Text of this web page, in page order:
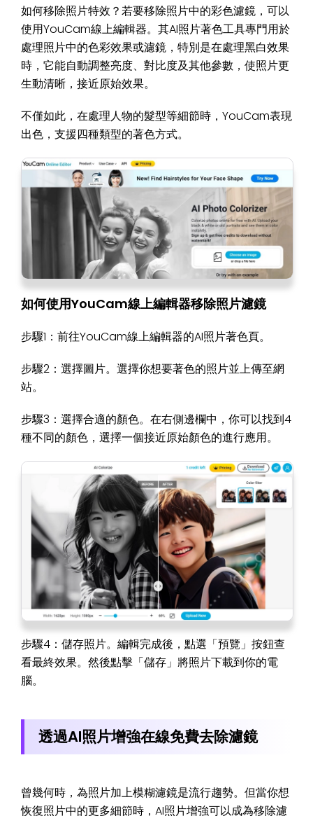
如何移除照片特效？若要移除照片中的彩色濾鏡，可以
使用YouCam線上編輯器。其AI照片著色工具專門用於
處理照片中的色彩效果或濾鏡，特別是在處理黑白效果
時，它能自動調整亮度、對比度及其他參數，使照片更
生動清晰，接近原始效果。
不僅如此，在處理人物的髮型等細節時，YouCam表現
出色，支援四種類型的著色方式。
如何使用YouCam線上編輯器移除照片濾鏡
步驟1：前往YouCam線上編輯器的AI照片著色頁。
步驟2：選擇圖片。選擇你想要著色的照片並上傳至網
站。
步驟3：選擇合適的顏色。在右側邊欄中，你可以找到4
種不同的顏色，選擇一個接近原始顏色的進行應用。
步驟4：儲存照片。編輯完成後，點選「預覽」按鈕查
看最終效果。然後點擊「儲存」將照片下載到你的電
腦。
透過AI照片增強在線免費去除濾鏡
曾幾何時，為照片加上模糊濾鏡是流行趨勢。但當你想
恢復照片中的更多細節時，AI照片增強可以成為移除濾